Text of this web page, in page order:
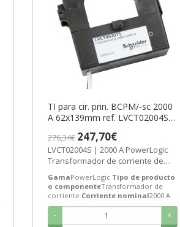
TI para cir. prin. BCPM/-sc 2000
A 62x139mm ref. LVCT02004S
SEMANAS]
276,34€ 247,70€
LVCT02004S | 2000 A PowerLogic
Transformador de corriente de
LVCT02004S...
GamaPowerLogic Tipo de producto
o componenteTransformador de
corriente Corriente nominal2000 A
- +